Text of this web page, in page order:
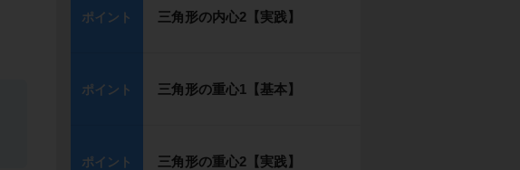
ポイント 三角形の内心2【実践】
ポイント 三角形の重心1【基本】
ポイント 三角形の重心2【実践】